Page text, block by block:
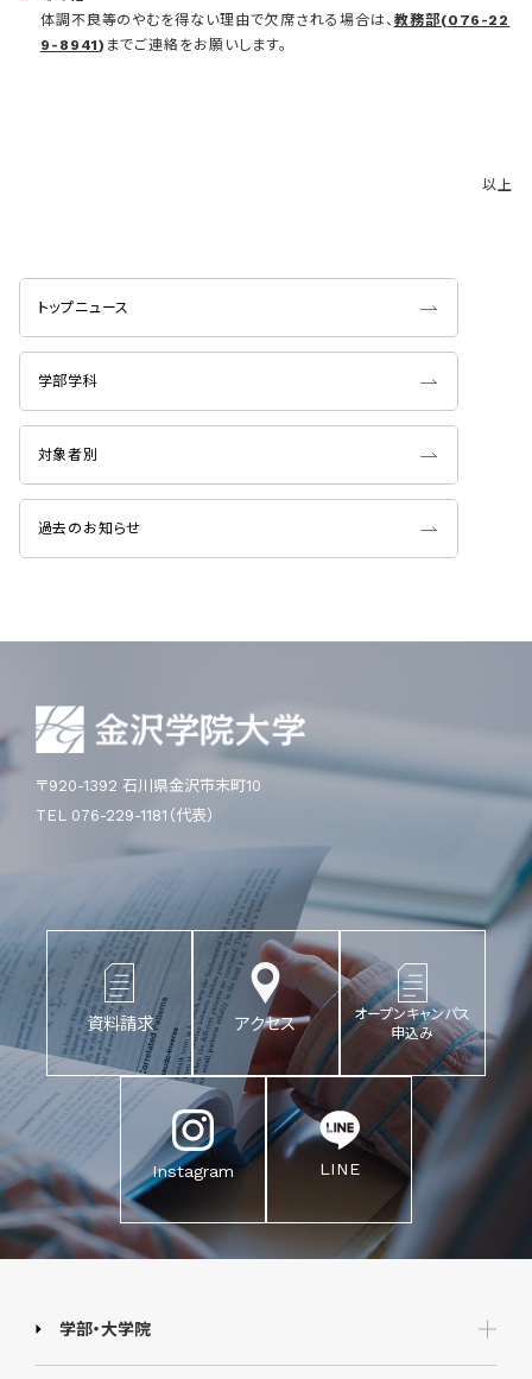
体調不良等のやむを得ない理由で欠席される場合は、 教務部(076-22
9-8941) までご連絡をお願いします。
以上
トップニュース
学部学科
対象者別
過去のお知らせ
〒920-1392 石川県金沢市末町10
TEL 076-229-1181（代表）
資料請求 アクセス
オープンキャンパス
申込み
Instagram LINE
学部・大学院